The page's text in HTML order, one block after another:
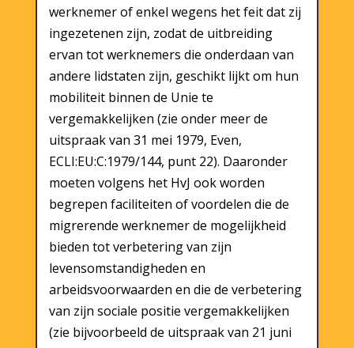
werknemer of enkel wegens het feit dat zij
ingezetenen zijn, zodat de uitbreiding
ervan tot werknemers die onderdaan van
andere lidstaten zijn, geschikt lijkt om hun
mobiliteit binnen de Unie te
vergemakkelijken (zie onder meer de
uitspraak van 31 mei 1979, Even,
ECLI:EU:C:1979/144, punt 22). Daaronder
moeten volgens het HvJ ook worden
begrepen faciliteiten of voordelen die de
migrerende werknemer de mogelijkheid
bieden tot verbetering van zijn
levensomstandigheden en
arbeidsvoorwaarden en die de verbetering
van zijn sociale positie vergemakkelijken
(zie bijvoorbeeld de uitspraak van 21 juni